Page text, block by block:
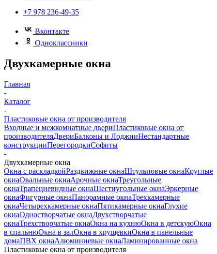
+7 978 236-49-35
Вконтакте
Одноклассники
Двухкамерные окна
Главная
-
Каталог
-
Пластиковые окна от производителя
Входные и межкомнатные двериПластиковые окна от
производителяДвериБалконы и ЛоджииНестандартные
конструкцииПерегородкиСофиты
-
Двухкамерные окна
Окна с раскладкойРаздвижные окнаШтульповые окнаКруглые
окнаОвальные окнаАрочные окнаТреугольные
окнаТрапециевидные окнаШестиугольные окнаЭркерные
окнаФигурные окнаПанорамные окнаТрехкамерные
окнаЧетырехкамерные окнаПятикамерные окнаГлухие
окнаОдностворчатые окнаДвухстворчатые
окнаТрехстворчатые окнаОкна на кухнюОкна в детскуюОкна
в спальнюОкна в залОкна в хрущевкиОкна в панельные
домаПВХ окнаАлюминиевые окнаЛаминированные окна
Пластиковые окна от производителя